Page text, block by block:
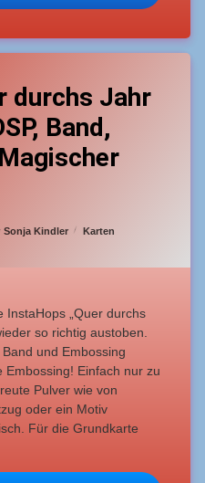
durchs Jahr
Band,
Sonja Kindler Categories:
Karten
InstaHops „Quer durchs
so richtig austoben.
und Embossing
Einfach nur zu
Pulver wie von
oder ein Motiv
Für die Grundkarte